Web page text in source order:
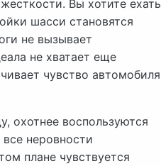
Вы хотите ехать
шасси становятся
не вызывает
не хватает еще
чувство автомобиля
охотнее воспользуются
неровности
плане чувствуется